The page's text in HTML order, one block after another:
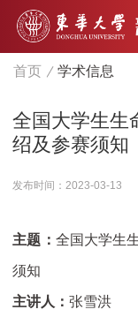
首页 学术信息
全国大学生生
绍及参赛须知
发布时间：2023-03-13
主题： 全国大学生
须知
主讲人：张雪洪